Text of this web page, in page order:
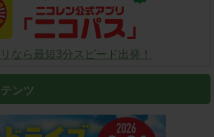
なら最短3分スピード出発！
ンツ